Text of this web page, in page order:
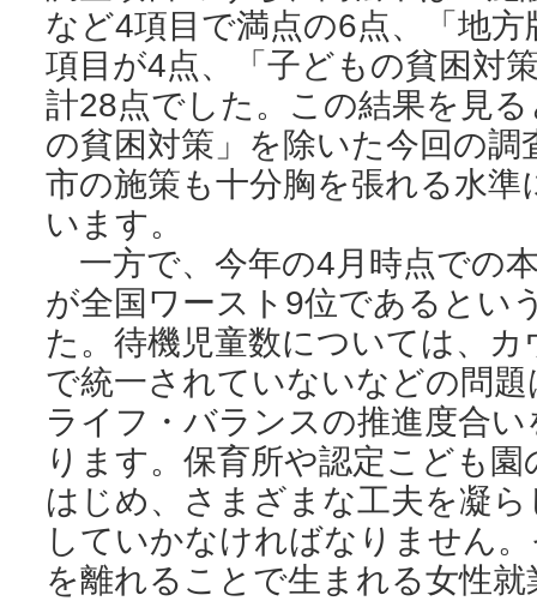
など4項目で満点の6点、「地
項目が4点、「子どもの貧困対
計28点でした。この結果を見
の貧困対策」を除いた今回の
市の施策も十分胸を張れる水
います。
一方で、今年の4月時点での
が全国ワースト9位であるとい
た。待機児童数については、
で統一されていないなどの問
ライフ・バランスの推進度合
ります。保育所や認定こども
はじめ、さまざまな工夫を凝
していかなければなりません
を離れることで生まれる女性